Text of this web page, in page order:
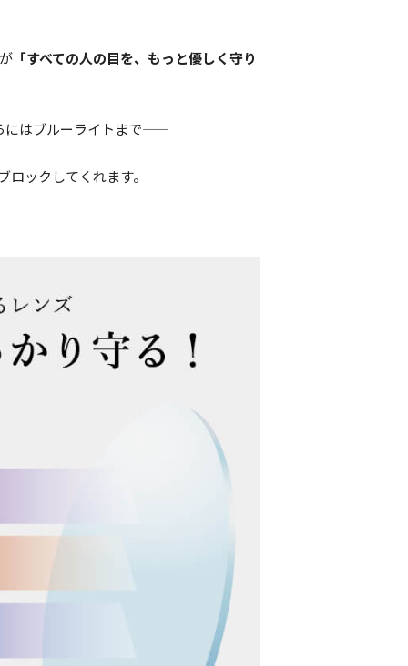
「すべての人の目を、もっと優しく守り
はブルーライトまで――
ックしてくれます。